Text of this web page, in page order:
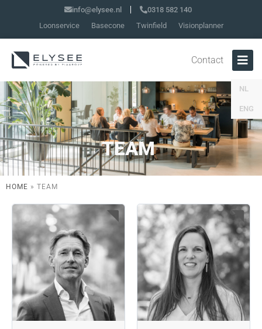
info@elysee.nl
0318 582 140
Loonservice
Basecone Twinfield Visionplanner
NL
ENG
Contact
TEAM
HOME » TEAM